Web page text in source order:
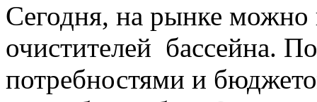
Сегодня, на рынке можно
очистителей бассейна.
потребностями и